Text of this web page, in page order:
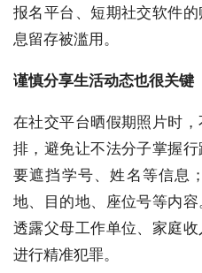
报名平台、短期社交软件
息留存被滥用。
谨慎分享生活动态也很关键
在社交平台晒假期照片时
排，避免让不法分子掌握
要遮挡学号、姓名等信息
地、目的地、座位号等内
透露父母工作单位、家庭
进行精准犯罪。